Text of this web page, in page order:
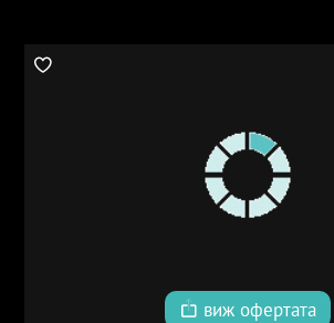
виж офертата